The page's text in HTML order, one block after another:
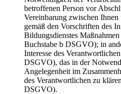
betroffenen Person vor
Vereinbarung zwischen
gemäß den Vorschriften des
Bildungsdienstes
Buchstabe b DSGVO); in
Interesse des
DSGVO), das in der
Angelegenheit im
des Verantwortlichen zu
DSGVO).